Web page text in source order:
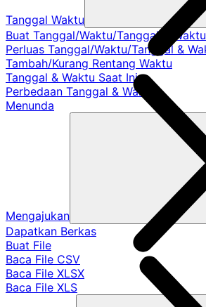
Tanggal Waktu
Buat Tanggal/Waktu/Tanggal &
Perluas Tanggal/Waktu/Tanggal &
Tambah/Kurang Rentang Waktu
Tanggal & Waktu Saat Ini
Perbedaan Tanggal & Waktu
Menunda
Mengajukan
Dapatkan Berkas
Buat File
Baca File CSV
Baca File XLSX
Baca File XLS